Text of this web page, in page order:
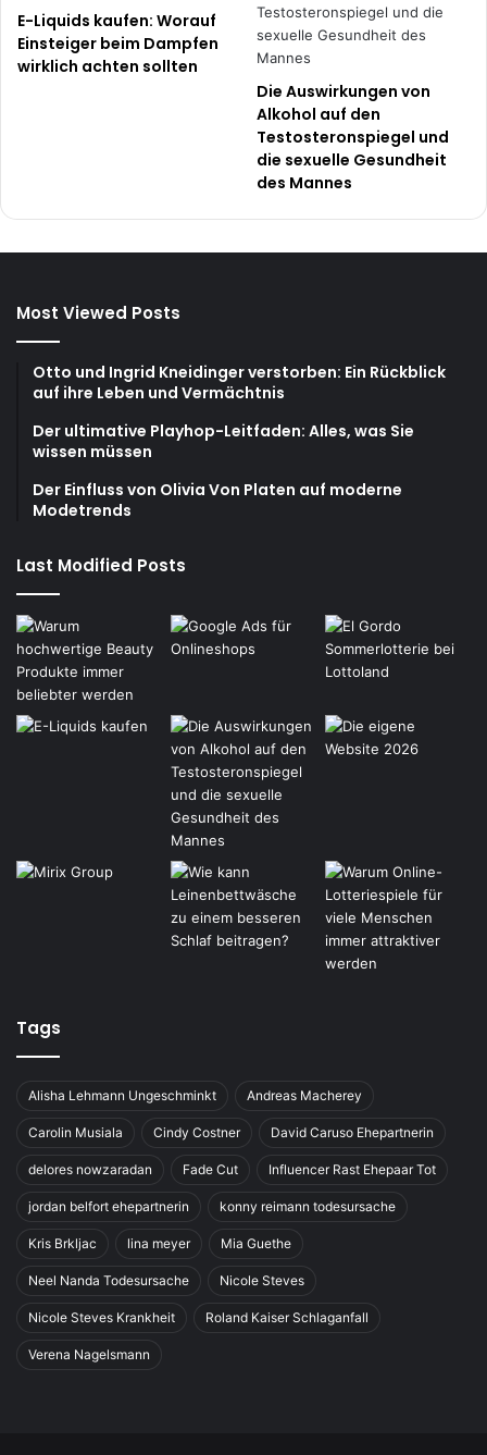
E-Liquids kaufen: Worauf
Einsteiger beim Dampfen
wirklich achten sollten
Die Auswirkungen von
Alkohol auf den
Testosteronspiegel und
die sexuelle Gesundheit
des Mannes
Most Viewed Posts
Otto und Ingrid Kneidinger verstorben: Ein Rückblick
auf ihre Leben und Vermächtnis
Der ultimative Playhop-Leitfaden: Alles, was Sie
wissen müssen
Der Einfluss von Olivia Von Platen auf moderne
Modetrends
Last Modified Posts
Tags
Alisha Lehmann Ungeschminkt Andreas Macherey
Carolin Musiala Cindy Costner David Caruso Ehepartnerin
delores nowzaradan Fade Cut Influencer Rast Ehepaar Tot
jordan belfort ehepartnerin konny reimann todesursache
Kris Brkljac lina meyer Mia Guethe
Neel Nanda Todesursache Nicole Steves
Nicole Steves Krankheit Roland Kaiser Schlaganfall
Verena Nagelsmann